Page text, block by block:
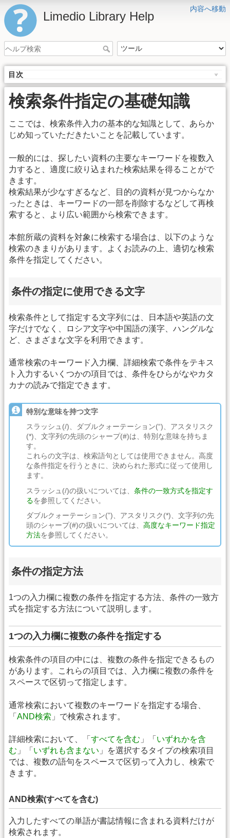
内容へ移動
Limedio Library Help
目次
検索条件指定の基礎知識
ここでは、検索条件入力の基本的な知識として、あらか
じめ知っていただきたいことを記載しています。
一般的には、探したい資料の主要なキーワードを複数入
力すると、適度に絞り込まれた検索結果を得ることがで
きます。
検索結果が少なすぎるなど、目的の資料が見つからなか
ったときは、キーワードの一部を削除するなどして再検
索すると、より広い範囲から検索できます。
本館所蔵の資料を対象に検索する場合は、以下のような
検索のきまりがあります。よくお読みの上、適切な検索
条件を指定してください。
条件の指定に使用できる文字
検索条件として指定する文字列には、日本語や英語の文
字だけでなく、ロシア文字や中国語の漢字、ハングルな
ど、さまざまな文字を利用できます。
通常検索のキーワード入力欄、詳細検索で条件をテキス
ト入力するいくつかの項目では、条件をひらがなやカタ
カナの読みで指定できます。
特別な意味を持つ文字
スラッシュ(/)、ダブルクォーテーション(“)、アスタリスク
(*)、文字列の先頭のシャープ(#)は、特別な意味を持ちま
す。
これらの文字は、検索語句としては使用できません。高度
な条件指定を行うときに、決められた形式に従って使用し
ます。
スラッシュ(/)の扱いについては、 条件の一致方式を指定す
るを参照してください。
ダブルクォーテーション(”)、アスタリスク(*)、文字列の先
頭のシャープ(#)の扱いについては、 高度なキーワード指定
方法を参照してください。
条件の指定方法
1つの入力欄に複数の条件を指定する方法、条件の一致方
式を指定する方法について説明します。
1つの入力欄に複数の条件を指定する
検索条件の項目の中には、複数の条件を指定できるもの
があります。これらの項目では、入力欄に複数の条件を
スペースで区切って指定します。
通常検索において複数のキーワードを指定する場合、
「 AND検索 」で検索されます。
詳細検索において、「 すべてを含む 」「 いずれかを含
む 」「 いずれも含まない 」を選択するタイプの検索項目
では、複数の語句をスペースで区切って入力し、検索で
きます。
AND検索(すべてを含む)
入力したすべての単語が書誌情報に含まれる資料だけが
検索されます。